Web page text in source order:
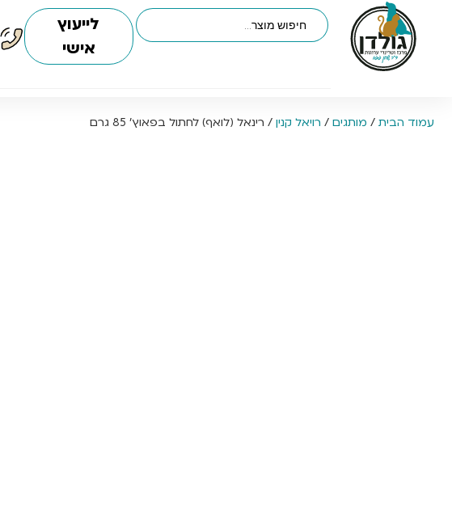
לייעוץ
אישי
עמוד הבית / מותגים / רויאל קנין / רינאל (לואף) לחתול בפאוץ’ 85 גרם